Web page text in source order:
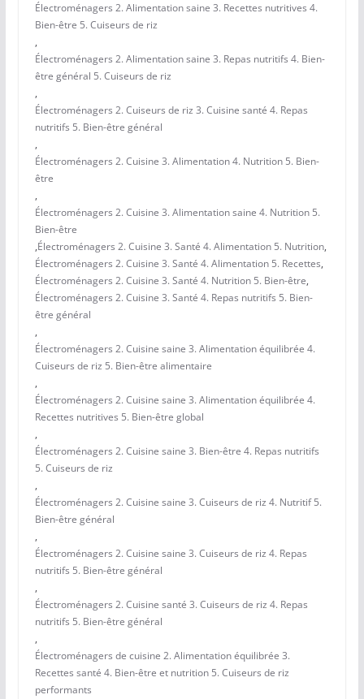
Électroménagers 2. Alimentation saine 3. Recettes nutritives 4.
Bien-être 5. Cuiseurs de riz
,
Électroménagers 2. Alimentation saine 3. Repas nutritifs 4. Bien-
être général 5. Cuiseurs de riz
,
Électroménagers 2. Cuiseurs de riz 3. Cuisine santé 4. Repas
nutritifs 5. Bien-être général
,
Électroménagers 2. Cuisine 3. Alimentation 4. Nutrition 5. Bien-
être
,
Électroménagers 2. Cuisine 3. Alimentation saine 4. Nutrition 5.
Bien-être
,Électroménagers 2. Cuisine 3. Santé 4. Alimentation 5. Nutrition,
Électroménagers 2. Cuisine 3. Santé 4. Alimentation 5. Recettes,
Électroménagers 2. Cuisine 3. Santé 4. Nutrition 5. Bien-être,
Électroménagers 2. Cuisine 3. Santé 4. Repas nutritifs 5. Bien-
être général
,
Électroménagers 2. Cuisine saine 3. Alimentation équilibrée 4.
Cuiseurs de riz 5. Bien-être alimentaire
,
Électroménagers 2. Cuisine saine 3. Alimentation équilibrée 4.
Recettes nutritives 5. Bien-être global
,
Électroménagers 2. Cuisine saine 3. Bien-être 4. Repas nutritifs
5. Cuiseurs de riz
,
Électroménagers 2. Cuisine saine 3. Cuiseurs de riz 4. Nutritif 5.
Bien-être général
,
Électroménagers 2. Cuisine saine 3. Cuiseurs de riz 4. Repas
nutritifs 5. Bien-être général
,
Électroménagers 2. Cuisine santé 3. Cuiseurs de riz 4. Repas
nutritifs 5. Bien-être général
,
Électroménagers de cuisine 2. Alimentation équilibrée 3.
Recettes santé 4. Bien-être et nutrition 5. Cuiseurs de riz
performants